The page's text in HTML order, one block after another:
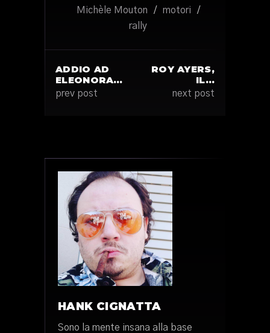
Michèle Mouton
/ motori
/
rally
ADDIO AD
ELEONORA…
prev post
ROY AYERS,
IL…
next post
HANK CIGNATTA
Sono la mente insana alla base